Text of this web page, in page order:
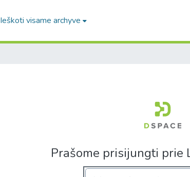
Ieškoti visame archyve
Prašome prisijungti prie